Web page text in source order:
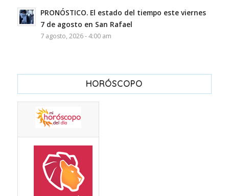
PRONÓSTICO. El estado del tiempo este viernes
7 de agosto en San Rafael
7 agosto, 2026 - 4:00 am
HORÓSCOPO